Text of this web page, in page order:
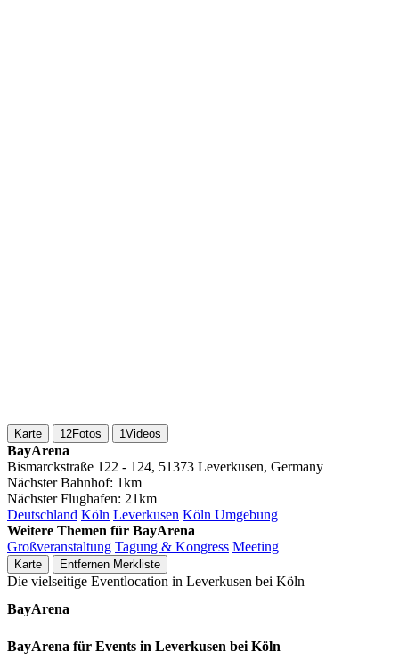
Karte 12Fotos 1Videos
BayArena
Bismarckstraße 122 - 124, 51373 Leverkusen, Germany
Nächster Bahnhof: 1km
Nächster Flughafen: 21km
Deutschland Köln Leverkusen Köln Umgebung
Weitere Themen für BayArena
Großveranstaltung Tagung & Kongress Meeting
Karte Entfernen Merkliste
Die vielseitige Eventlocation in Leverkusen bei Köln
BayArena
BayArena für Events in Leverkusen bei Köln